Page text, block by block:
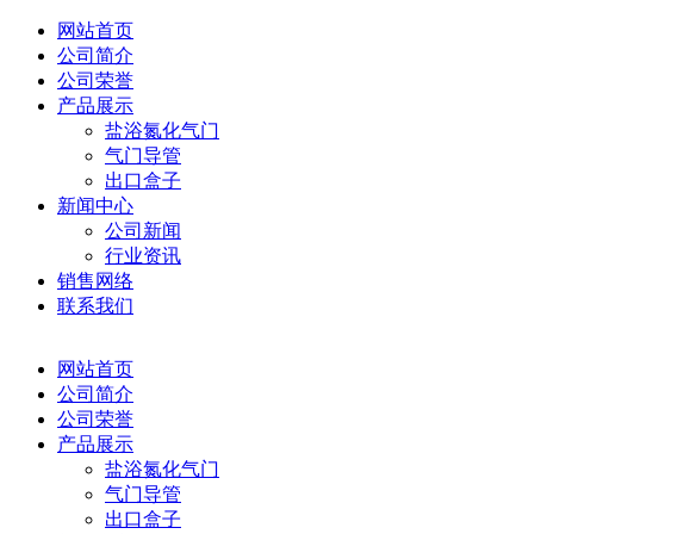
网站首页
公司简介
公司荣誉
产品展示
盐浴氮化气门
气门导管
出口盒子
新闻中心
公司新闻
行业资讯
销售网络
联系我们
网站首页
公司简介
公司荣誉
产品展示
盐浴氮化气门
气门导管
出口盒子